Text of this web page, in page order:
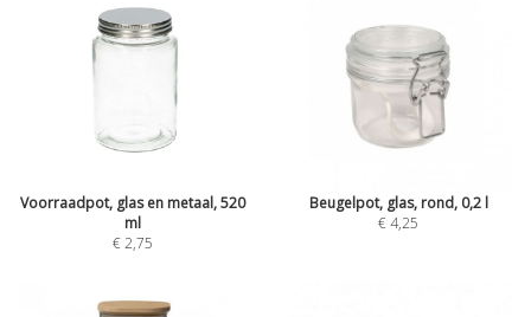
Voorraadpot, glas en metaal, 520
ml
€ 2,75
Beugelpot, glas, rond, 0,2 l
€ 4,25